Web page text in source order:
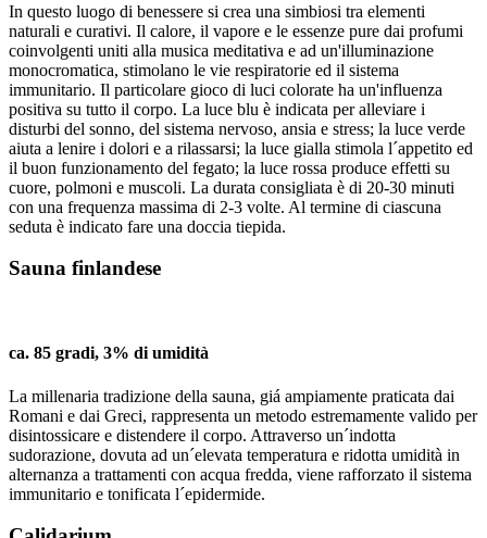
In questo luogo di benessere si crea una simbiosi tra elementi
naturali e curativi. Il calore, il vapore e le essenze pure dai profumi
coinvolgenti uniti alla musica meditativa e ad un'illuminazione
monocromatica, stimolano le vie respiratorie ed il sistema
immunitario. Il particolare gioco di luci colorate ha un'influenza
positiva su tutto il corpo. La luce blu è indicata per alleviare i
disturbi del sonno, del sistema nervoso, ansia e stress; la luce verde
aiuta a lenire i dolori e a rilassarsi; la luce gialla stimola l´appetito ed
il buon funzionamento del fegato; la luce rossa produce effetti su
cuore, polmoni e muscoli. La durata consigliata è di 20-30 minuti
con una frequenza massima di 2-3 volte. Al termine di ciascuna
seduta è indicato fare una doccia tiepida.
Sauna finlandese
ca. 85 gradi, 3% di umidità
La millenaria tradizione della sauna, giá ampiamente praticata dai
Romani e dai Greci, rappresenta un metodo estremamente valido per
disintossicare e distendere il corpo. Attraverso un´indotta
sudorazione, dovuta ad un´elevata temperatura e ridotta umidità in
alternanza a trattamenti con acqua fredda, viene rafforzato il sistema
immunitario e tonificata l´epidermide.